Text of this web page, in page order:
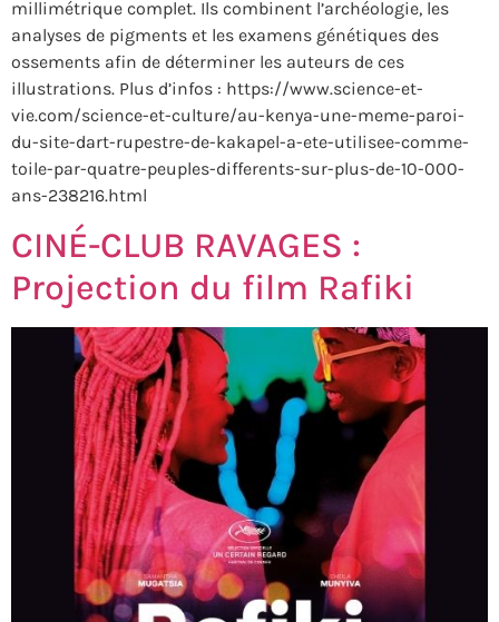
millimétrique complet. Ils combinent l’archéologie, les
analyses de pigments et les examens génétiques des
ossements afin de déterminer les auteurs de ces
illustrations. Plus d’infos : https://www.science-et-
vie.com/science-et-culture/au-kenya-une-meme-paroi-
du-site-dart-rupestre-de-kakapel-a-ete-utilisee-comme-
toile-par-quatre-peuples-differents-sur-plus-de-10-000-
ans-238216.html
CINÉ-CLUB RAVAGES :
Projection du film Rafiki